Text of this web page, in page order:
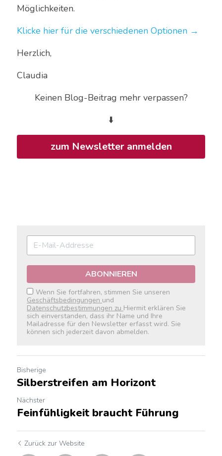
Möglichkeiten.
Klicke hier für die verschiedenen Optionen →
Herzlich,
Claudia
Keinen Blog-Beitrag mehr verpassen?
⬇️
zum Newsletter anmelden
ABONNIEREN
Wenn Sie fortfahren, stimmen Sie unseren
Geschäftsbedingungen und
Datenschutzbestimmungen zu Hiermit erklären Sie
sich einverstanden, dass ihr Name und Ihre
Mailadresse für den Newsletter erfasst wird. Sie
können sich jederzeit davon abmelden.
Bisherige
Silberstreifen am Horizont
Nächster
Feinfühligkeit braucht Führung
Zurück zur Website